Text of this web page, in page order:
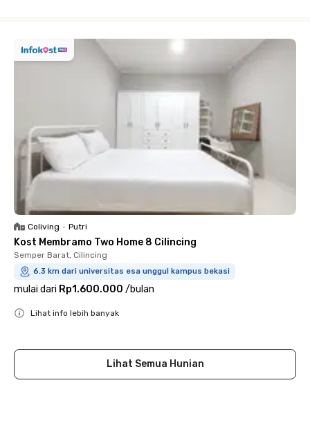
Coliving • Putri
Kost Membramo Two Home 8 Cilincing
Semper Barat, Cilincing
6.3 km dari universitas esa unggul kampus bekasi
mulai dari Rp1.600.000 /bulan
Lihat info lebih banyak
Lihat Semua Hunian